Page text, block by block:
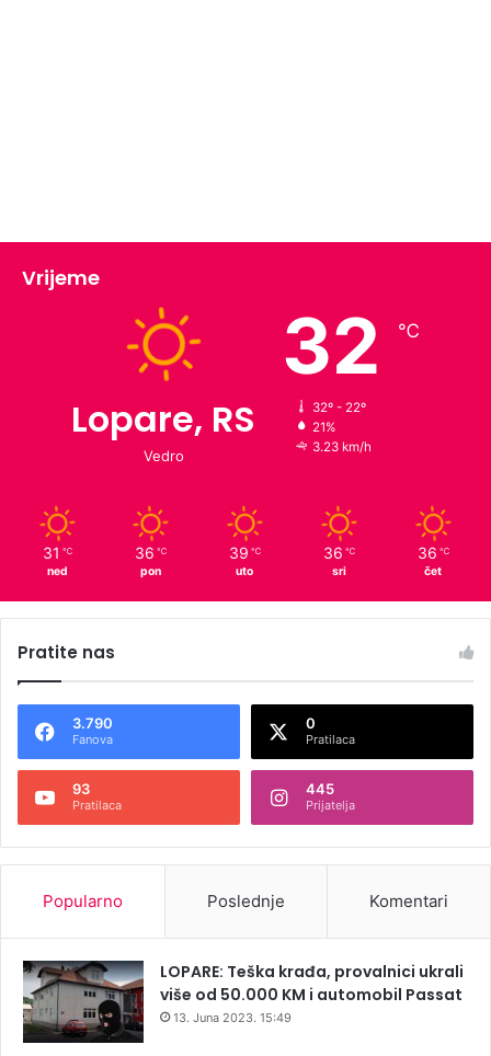
Vrijeme
Lopare, RS
Vedro
32 ℃
32º - 22º
21%
3.23 km/h
31 ℃
ned
36 ℃
pon
39 ℃
uto
36 ℃
sri
36 ℃
čet
Pratite nas
3.790
Fanova
0
Pratilaca
93
Pratilaca
445
Prijatelja
Popularno Poslednje Komentari
LOPARE: Teška krađa, provalnici ukrali
više od 50.000 KM i automobil Passat
13. Juna 2023. 15:49